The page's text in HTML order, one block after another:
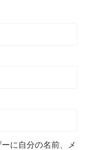
に自分の名前、メ